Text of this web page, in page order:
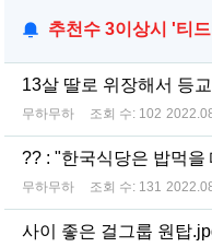
추천수 3이상시 '티
13살 딸로 위장해서 등
무하무하 조회 수: 102
?? : "한국식당은 밥먹을
무하무하 조회 수: 131
사이 좋은 걸그룹 원탑